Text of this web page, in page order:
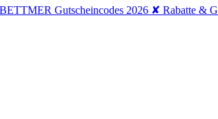
BETTMER Gutscheincodes 2026 ✘ Rabatte &